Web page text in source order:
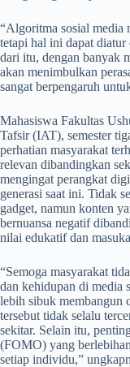
“Algoritma sosial media
tetapi hal ini dapat
dari itu, dengan banyak
akan menimbulkan
sangat berpengaruh
Mahasiswa Fakultas
Tafsir (IAT), semester
perhatian masyarakat
relevan dibandingkan
mengingat perangkat
generasi saat ini. Tidak
gadget, namun konten
bernuansa negatif
nilai edukatif dan
“Semoga masyarakat
dan kehidupan di media
lebih sibuk membangun
tersebut tidak selalu
sekitar. Selain itu,
(FOMO) yang
setiap individu,”